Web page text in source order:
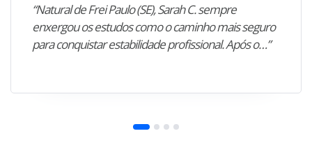
“Natural de Frei Paulo (SE), Sarah C. sempre
enxergou os estudos como o caminho mais seguro
para conquistar estabilidade profissional. Após o…”